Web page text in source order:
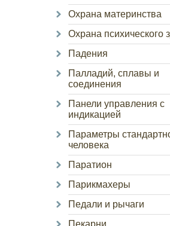
Охрана материнства
Охрана психического
Падения
Палладий, сплавы и
соединения
Панели управления с
индикацией
Параметры
человека
Паратион
Парикмахеры
Педали и рычаги
Пекарни